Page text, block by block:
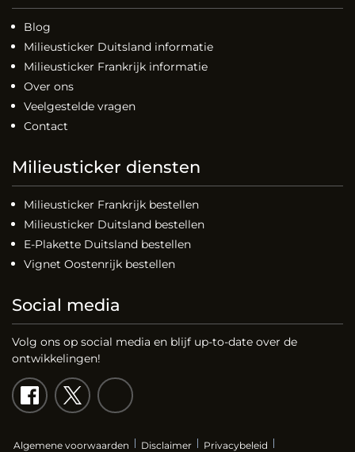
Blog
Milieusticker Duitsland informatie
Milieusticker Frankrijk informatie
Over ons
Veelgestelde vragen
Contact
Milieusticker diensten
Milieusticker Frankrijk bestellen
Milieusticker Duitsland bestellen
E-Plakette Duitsland bestellen
Vignet Oostenrijk bestellen
Social media
Volg ons op social media en blijf up-to-date over de
ontwikkelingen!
Algemene voorwaarden Disclaimer Privacybeleid